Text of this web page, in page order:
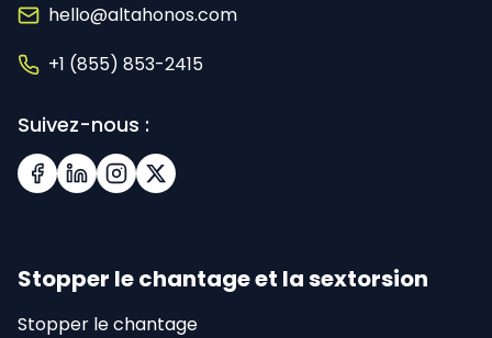
hello@altahonos.com
+1 (855) 853-2415
Suivez-nous :
Facebook
LinkedInInstagramX (Twitter)
Stopper le chantage et la sextorsion
Stopper le chantage